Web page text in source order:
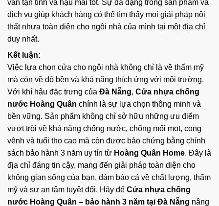
vấn tận tình và hậu mãi tốt. Sự đa dạng trong sản phẩm và
dịch vụ giúp khách hàng có thể tìm thấy mọi giải pháp nội
thất nhựa toàn diện cho ngôi nhà của mình tại một địa chỉ
duy nhất.
Kết luận:
Việc lựa chọn cửa cho ngôi nhà không chỉ là về thẩm mỹ
mà còn về độ bền và khả năng thích ứng với môi trường.
Với khí hậu đặc trưng của Đà Nẵng, Cửa nhựa chống
nước Hoàng Quân chính là sự lựa chọn thông minh và
bền vững. Sản phẩm không chỉ sở hữu những ưu điểm
vượt trội về khả năng chống nước, chống mối mọt, cong
vênh và tuổi thọ cao mà còn được bảo chứng bằng chính
sách bảo hành 3 năm uy tín từ Hoàng Quân Home. Đây là
địa chỉ đáng tin cậy, mang đến giải pháp toàn diện cho
không gian sống của bạn, đảm bảo cả về chất lượng, thẩm
mỹ và sự an tâm tuyệt đối. Hãy để Cửa nhựa chống
nước Hoàng Quân – bảo hành 3 năm tại Đà Nẵng nâng